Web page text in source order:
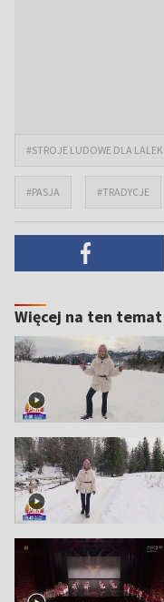
#STROJE LUDOWE DLA LALEK
#PASJA #TRADYCJE
Więcej na ten temat